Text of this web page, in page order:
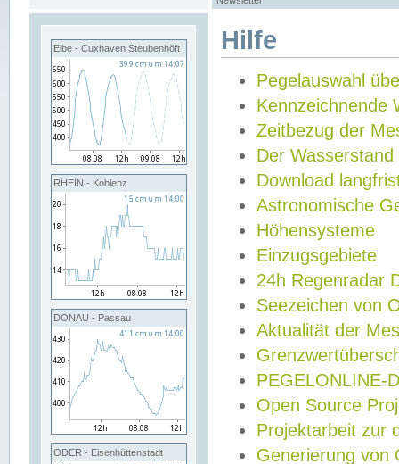
Elbe - Cuxhaven Steubenhöft
RHEIN - Koblenz
DONAU - Passau
ODER - Eisenhüttenstadt
Hilfe
Pegelauswahl
Kennzeichnende
Zeitbezug der
Der Wasserstand
Download
Astronomische
Höhensysteme
Einzugsgebiete
24h Regenradar
Seezeichen von
Aktualität der
PEGELONLINE-
Open Source
Projektarbeit zur
Generierung von